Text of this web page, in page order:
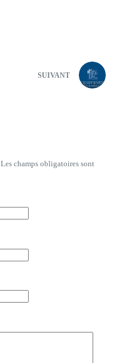
SUIVANT
Les champs obligatoires sont